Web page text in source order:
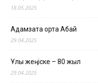
18.05.2025
Адамзатқа ортақ Абай
29.04.2025
Ұлы жеңіске – 80 жыл
29.04.2025